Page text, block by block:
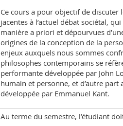
Ce cours a pour objectif de
jacentes à l’actuel débat sociétal,
manière a priori et dépourvues
origines de la conception de la
enjeux auxquels nous sommes
philosophes contemporains se
performante développée par John
humain et personne, et d’autre
développée par Emmanuel Kant.
Au terme du semestre, l’étudiant